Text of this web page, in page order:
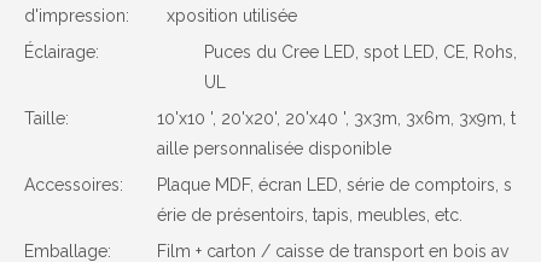
d'impression:
xposition utilisée
Éclairage:
Puces du Cree LED, spot LED, CE, Rohs,
UL
Taille:
10'x10 ', 20'x20', 20'x40 ', 3x3m, 3x6m, 3x9m, t
aille personnalisée disponible
Accessoires:
Plaque MDF, écran LED, série de comptoirs, s
érie de présentoirs, tapis, meubles, etc.
Emballage:
Film + carton / caisse de transport en bois av